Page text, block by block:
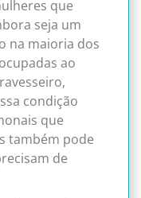
que
seja um
na maioria dos
ao
condição
que
também pode
de